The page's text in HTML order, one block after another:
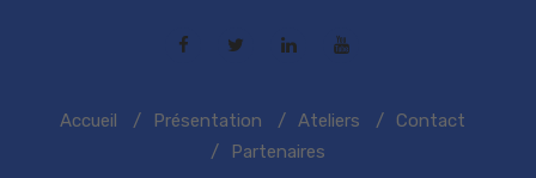
Accueil Présentation Ateliers
Contact
Partenaires